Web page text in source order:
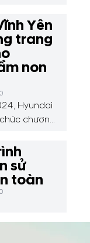
Yên
trang
non
Hyundai
chương
bàn học,
dùng học
các em
Mầm
sử
toàn